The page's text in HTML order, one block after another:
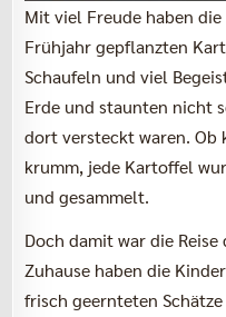
Mit viel Freude haben
Frühjahr gepflanzten
Schaufeln und viel
Erde und staunten nicht
dort versteckt waren. Ob
krumm, jede Kartoffel
und gesammelt.
Doch damit war die
Zuhause haben die
frisch geernteten